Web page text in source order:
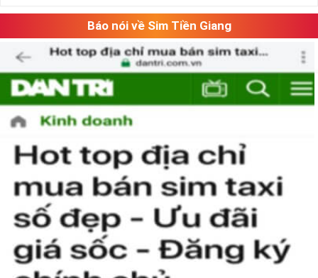
Báo nói về Sim Tiền Giang